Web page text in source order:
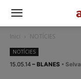
Inici NOTÍCIES
NOTÍCIES
15.05.14 – BLANES • Selva